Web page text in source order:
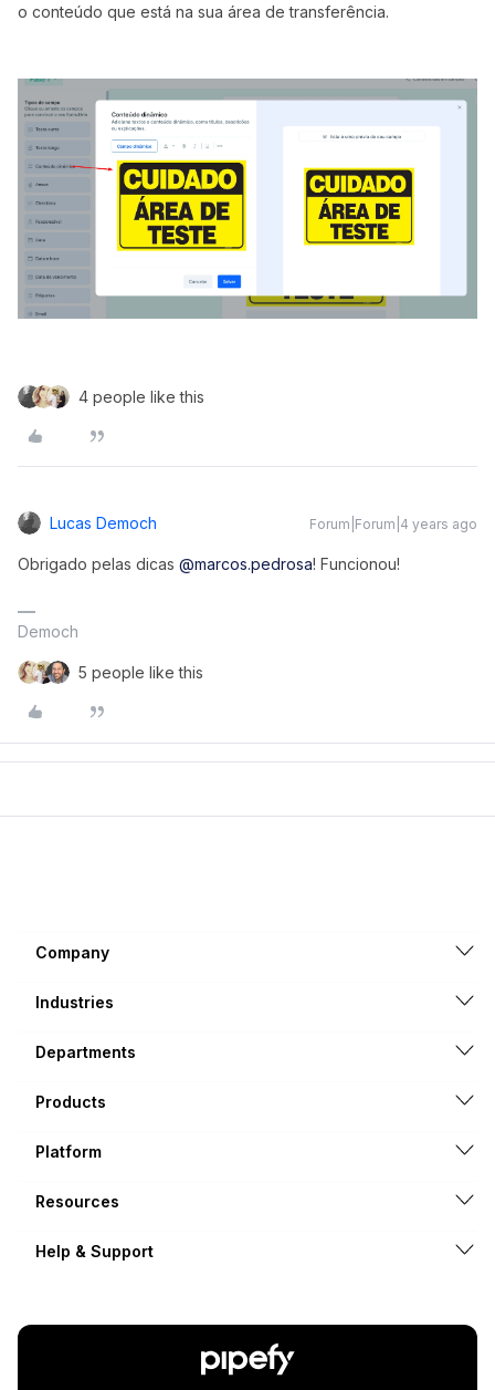
o conteúdo que está na sua área de transferência.
4 people like this
Lucas Democh Forum|Forum|4 years ago
Obrigado pelas dicas @marcos.pedrosa! Funcionou!
Democh
5 people like this
Company
Industries
Departments
Products
Platform
Resources
Help & Support